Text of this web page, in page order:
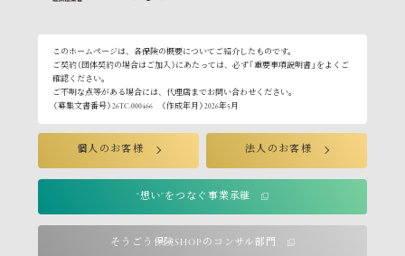
このホームページは、各保険の概要についてご紹介したものです。
ご契約（団体契約の場合はご加入）にあたっては、必ず「重要事項説明書」をよくご
確認ください。
ご不明な点等がある場合には、代理店までお問い合わせください。
〈募集文書番号〉26TC-000466 〈作成年月〉2026年5月
個人のお客様 法人のお客様
“想い”をつなぐ事業承継
そうごう保険SHOPのコンサル部門